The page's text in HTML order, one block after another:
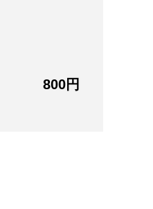
800円